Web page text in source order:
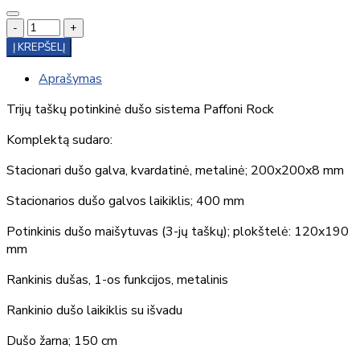
-
+
Į KREPŠELĮ
Aprašymas
Trijų taškų potinkinė dušo sistema Paffoni Rock
Komplektą sudaro:
Stacionari dušo galva, kvardatinė, metalinė; 200x200x8 mm
Stacionarios dušo galvos laikiklis; 400 mm
Potinkinis dušo maišytuvas (3-jų taškų); plokštelė: 120x190
mm
Rankinis dušas, 1-os funkcijos, metalinis
Rankinio dušo laikiklis su išvadu
Dušo žarna; 150 cm